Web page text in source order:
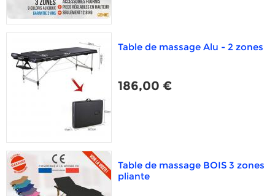
Table de massage Alu - 2 zones
186,00 €
Table de massage BOIS 3 zones
pliante